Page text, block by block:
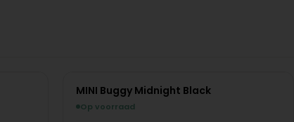
NIEUW Bespaar
MINI Buggy Midnight Black
Op voorraad